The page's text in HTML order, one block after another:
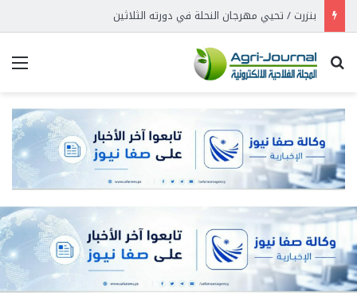
بنزرت / تحيي مهرجان النحلة في دورته الثلاثين
بحث عن